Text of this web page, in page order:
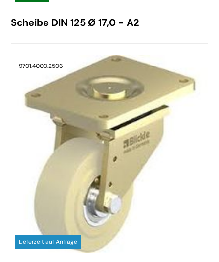
Scheibe DIN 125 Ø 17,0 - A2
9701.4000.2506
Lieferzeit auf Anfrage